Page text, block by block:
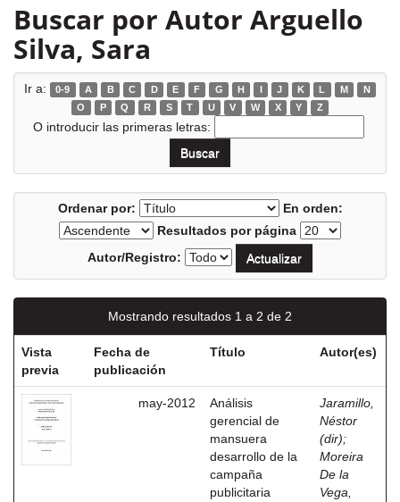
Buscar por Autor Arguello
Silva, Sara
Ir a: 0-9 A B C D E F G H I J K L M
N
O
P Q R S T U V W X Y Z
O introducir las primeras letras:
Ordenar por:
En orden:
Resultados por página
Autor/Registro:
Mostrando resultados 1 a 2 de 2
Vista
previa
Fecha de
publicación
Título Autor(es)
may-2012
Análisis
gerencial de
mansuera
desarrollo de la
campaña
publicitaria
Jaramillo,
Néstor
(dir);
Moreira
De la
Vega,